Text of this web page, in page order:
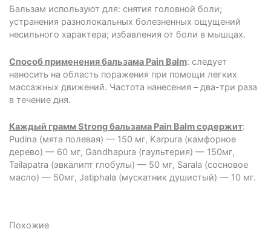
Бальзам используют для: снятия головной боли;
устранения разнолокальных болезненных ощущений
несильного характера; избавления от боли в мышцах.
Способ применения бальзама Pain Balm: следует
наносить на область поражения при помощи легких
массажных движений. Частота нанесения – два-три раза
в течение дня.
Каждый грамм Strong бальзама Pain Balm содержит:
Pudina (мята полевая) — 150 мг, Karpura (камфорное
дерево) — 60 мг, Gandhapura (гаультерия) — 150мг,
Tailapatra (эвкалипт глобулы) — 50 мг, Sarala (сосновое
масло) — 50мг, Jatiphala (мускатник душистый) — 10 мг.
Похожие